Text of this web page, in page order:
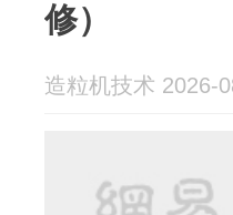
修）
造粒机技术 2026-